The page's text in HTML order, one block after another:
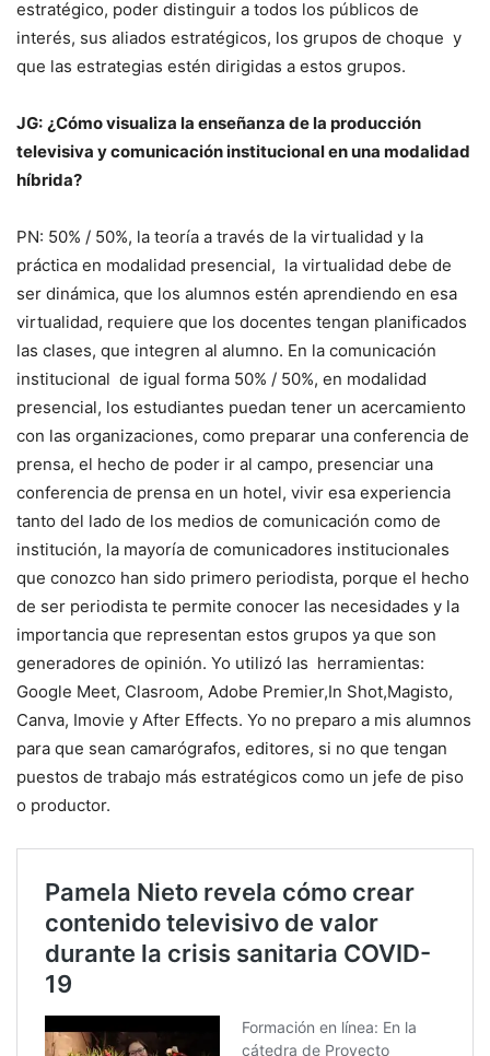
estratégico, poder distinguir a todos los públicos de
interés, sus aliados estratégicos, los grupos de choque y
que las estrategias estén dirigidas a estos grupos.
JG: ¿Cómo visualiza la enseñanza de la producción
televisiva y comunicación institucional en una modalidad
híbrida?
PN: 50% / 50%, la teoría a través de la virtualidad y la
práctica en modalidad presencial, la virtualidad debe de
ser dinámica, que los alumnos estén aprendiendo en esa
virtualidad, requiere que los docentes tengan planificados
las clases, que integren al alumno. En la comunicación
institucional de igual forma 50% / 50%, en modalidad
presencial, los estudiantes puedan tener un acercamiento
con las organizaciones, como preparar una conferencia de
prensa, el hecho de poder ir al campo, presenciar una
conferencia de prensa en un hotel, vivir esa experiencia
tanto del lado de los medios de comunicación como de
institución, la mayoría de comunicadores institucionales
que conozco han sido primero periodista, porque el hecho
de ser periodista te permite conocer las necesidades y la
importancia que representan estos grupos ya que son
generadores de opinión. Yo utilizó las herramientas:
Google Meet, Clasroom, Adobe Premier,In Shot,Magisto,
Canva, Imovie y After Effects. Yo no preparo a mis alumnos
para que sean camarógrafos, editores, si no que tengan
puestos de trabajo más estratégicos como un jefe de piso
o productor.